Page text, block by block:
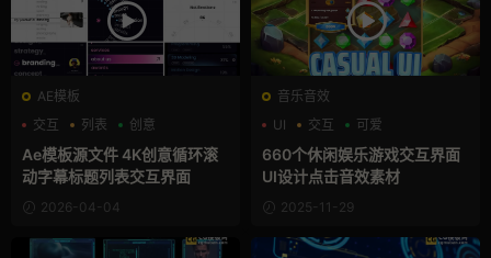
AE模板
交互
列表 创意
Ae模板源文件 4K创意循环滚
动字幕标题列表交互界面
2026-04-04
音乐音效
UI
交互 可爱
660个休闲娱乐游戏交互界面
UI设计点击音效素材
2025-11-29